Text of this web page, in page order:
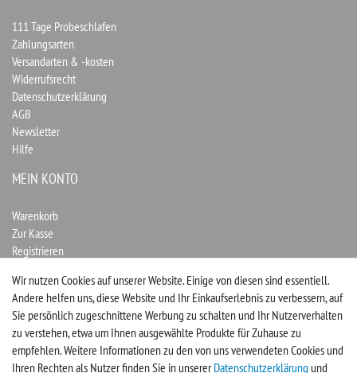
111 Tage Probeschlafen
Zahlungsarten
Versandarten & -kosten
Widerrufsrecht
Datenschutzerklärung
AGB
Newsletter
Hilfe
MEIN KONTO
Warenkorb
Zur Kasse
Registrieren
Vertrag widerrufen
UNTERNEHMEN
Wir nutzen Cookies auf unserer Website. Einige von diesen sind essentiell.
Andere helfen uns, diese Website und Ihr Einkaufserlebnis zu verbessern, auf
Sie persönlich zugeschnittene Werbung zu schalten und Ihr Nutzerverhalten
zu verstehen, etwa um Ihnen ausgewählte Produkte für Zuhause zu
empfehlen. Weitere Informationen zu den von uns verwendeten Cookies und
Ihren Rechten als Nutzer finden Sie in unsererDaten­schutz­erklärung und